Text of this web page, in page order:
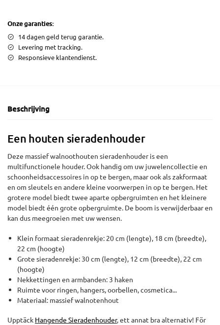
Onze garanties:
14 dagen geld terug garantie.
Levering met tracking.
Responsieve klantendienst.
Beschrijving
Een houten sieradenhouder
Deze massief walnoothouten sieradenhouder is een
multifunctionele houder. Ook handig om uw juwelencollectie en
schoonheidsaccessoires in op te bergen, maar ook als zakformaat
en om sleutels en andere kleine voorwerpen in op te bergen. Het
grotere model biedt twee aparte opbergruimten en het kleinere
model biedt één grote opbergruimte. De boom is verwijderbaar en
kan dus meegroeien met uw wensen.
Klein formaat sieradenrekje: 20 cm (lengte), 18 cm (breedte),
22 cm (hoogte)
Grote sieradenrekje: 30 cm (lengte), 12 cm (breedte), 22 cm
(hoogte)
Nekkettingen en armbanden: 3 haken
Ruimte voor ringen, hangers, oorbellen, cosmetica...
Materiaal: massief walnotenhout
Upptäck Hangende Sieradenhouder, ett annat bra alternativ! För